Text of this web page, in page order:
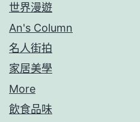
世界漫遊
An's Column
名人街拍
家居美學
More
飲食品味